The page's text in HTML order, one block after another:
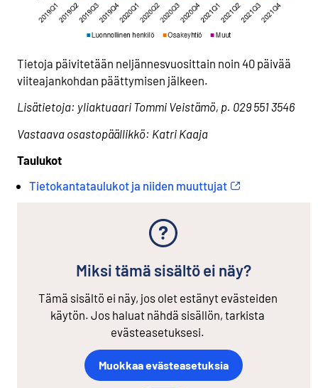
Tietoja päivitetään neljännesvuosittain noin 40 päivää
viiteajankohdan päättymisen jälkeen.
Lisätietoja: yliaktuaari Tommi Veistämö, p. 029 551 3546
Vastaava osastopäällikkö: Katri Kaaja
Taulukot
Tietokantataulukot ja niiden muuttujat
Miksi tämä sisältö ei näy?
Tämä sisältö ei näy, jos olet estänyt evästeiden
käytön. Jos haluat nähdä sisällön, tarkista
evästeasetuksesi.
Muokkaa evästeasetuksia